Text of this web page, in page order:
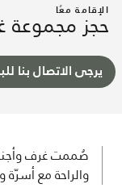
الإقامة معًا
حجز
يرجى الاتصال بنا
صُممت غرف
والراحة مع أسرّة